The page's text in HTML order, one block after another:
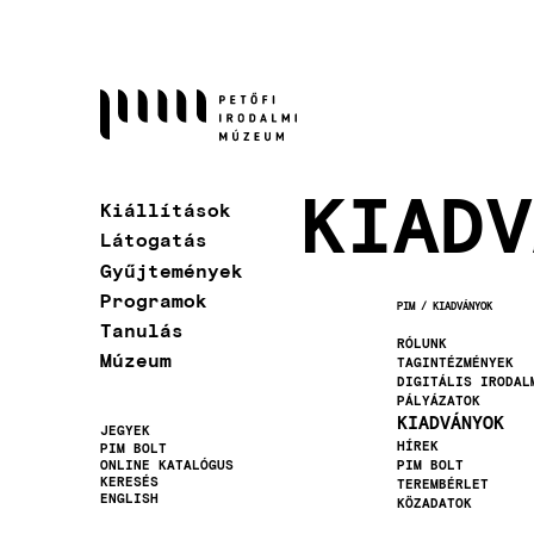
Kiállítások
Látogatás
Gyűjtemények
Programok
Tanulás
Múzeum
Másodlagos
navigáció
JEGYEK
PIM BOLT
ONLINE KATALÓGUS
KERESÉS
ENGLISH
PIM KIADVÁNYOK
RÓLUNK
TAGINTÉZMÉNYEK
DIGITÁLIS
PÁLYÁZATOK
KIADVÁNYOK
HÍREK
PIM BOLT
TEREMBÉRLET
KÖZADATOK